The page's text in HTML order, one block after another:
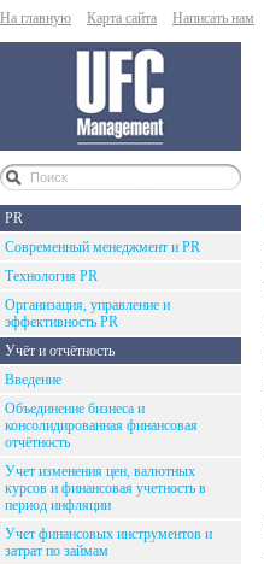
На главную Карта сайта Написать нам
PR
Современный менеджмент и PR
Технология PR
Организация, управление и
эффективность PR
Учёт и отчётность
Введение
Объединение бизнеса и
консолидированная финансовая
отчётность
Учет изменения цен, валютных
курсов и финансовая учетность в
период инфляции
Учет финансовых инструментов и
затрат по займам